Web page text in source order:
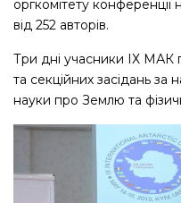
оргкомітету
від 252 авторів.
Три дні учасники ІХ МАК
та секційних засідань
науки про Землю та